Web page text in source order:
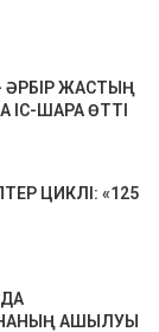
ӘРБІР ЖАСТЫҢ
ШАРА ӨТТІ
ЦИКЛІ: «125
АШЫЛУЫ